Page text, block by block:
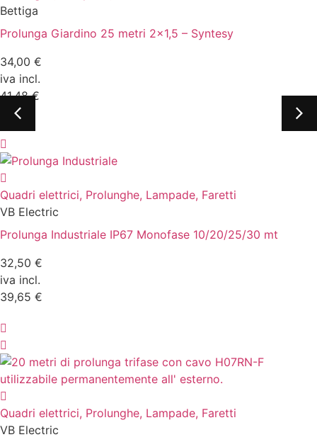
Bettiga
Prolunga Giardino 25 metri 2×1,5 – Syntesy
34,00 €
iva incl.
41,48 €
Quadri elettrici, Prolunghe, Lampade, Faretti
VB Electric
Prolunga Industriale IP67 Monofase 10/20/25/30 mt
32,50 €
iva incl.
39,65 €
Quadri elettrici, Prolunghe, Lampade, Faretti
VB Electric